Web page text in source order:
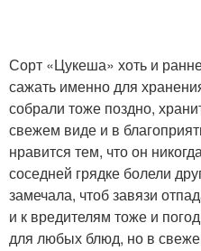
Сорт «Цукеша» хоть и
сажать именно для
собрали тоже поздно,
свежем виде и в
нравится тем, что он
соседней грядке болели
замечала, чтоб завязи
и к вредителям тоже и
для любых блюд, но в